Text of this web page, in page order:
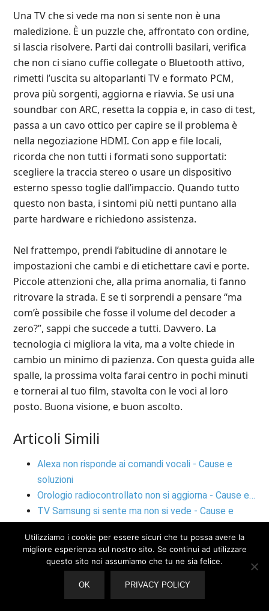
Una TV che si vede ma non si sente non è una
maledizione. È un puzzle che, affrontato con ordine,
si lascia risolvere. Parti dai controlli basilari, verifica
che non ci siano cuffie collegate o Bluetooth attivo,
rimetti l’uscita su altoparlanti TV e formato PCM,
prova più sorgenti, aggiorna e riavvia. Se usi una
soundbar con ARC, resetta la coppia e, in caso di test,
passa a un cavo ottico per capire se il problema è
nella negoziazione HDMI. Con app e file locali,
ricorda che non tutti i formati sono supportati:
scegliere la traccia stereo o usare un dispositivo
esterno spesso toglie dall’impaccio. Quando tutto
questo non basta, i sintomi più netti puntano alla
parte hardware e richiedono assistenza.
Nel frattempo, prendi l’abitudine di annotare le
impostazioni che cambi e di etichettare cavi e porte.
Piccole attenzioni che, alla prima anomalia, ti fanno
ritrovare la strada. E se ti sorprendi a pensare “ma
com’è possibile che fosse il volume del decoder a
zero?”, sappi che succede a tutti. Davvero. La
tecnologia ci migliora la vita, ma a volte chiede in
cambio un minimo di pazienza. Con questa guida alle
spalle, la prossima volta farai centro in pochi minuti
e tornerai al tuo film, stavolta con le voci al loro
posto. Buona visione, e buon ascolto.
Articoli Simili
Alexa non risponde ai comandi vocali - Cause e
soluzioni
Orologio radiocontrollato non si aggiorna - Cause e…
TV Samsung si sente ma non si vede - Cause e
Amazon Fire Stick non si avvia - Cause e soluzioni
iPhone non si spegne - Cause e soluzioni
Altro
Utilizziamo i cookie per essere sicuri che tu possa avere la
migliore esperienza sul nostro sito. Se continui ad utilizzare
questo sito noi assumiamo che tu ne sia felice.
OK PRIVACY POLICY